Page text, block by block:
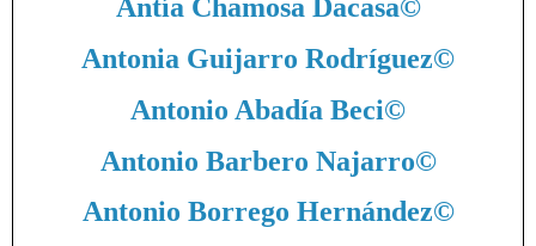
Antía Chamosa Dacasa©
Antonia Guijarro Rodríguez©
Antonio Abadía Beci©
Antonio Barbero Najarro©
Antonio Borrego Hernández©